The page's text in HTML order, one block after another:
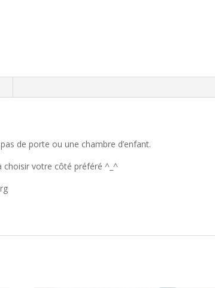
de porte ou une chambre d’enfant.
choisir votre côté préféré ^_^